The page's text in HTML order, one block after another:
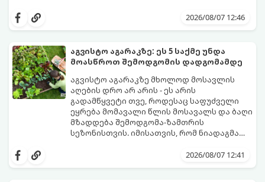
და სხვა მცენარეებს ავიწროებს.
გაგახარებთ ნორჩი, არომატული2026/08/07 12:46
აგვისტო აგარაკზე: ეს 5 საქმე უნდა
მოასწროთ შემოდგომის დადგომამდე
აგვისტო აგარაკზე მხოლოდ მოსავლის
აღების დრო არ არის - ეს არის
გადამწყვეტი თვე, როდესაც საფუძველი
ეყრება მომავალი წლის მოსავალს და ბაღი
მზადდება შემოდგომა-ზამთრის
სეზონისთვის. იმისათვის, რომ ნიადაგმა
ზამთარს გაუძლონ, აგვისტოს ბოლომდე 5
2026/08/07 12:41